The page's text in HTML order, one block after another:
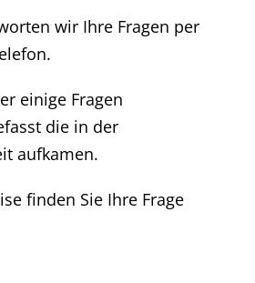
wir Ihre Fragen per
einige Fragen
die in der
aufkamen.
finden Sie Ihre Frage